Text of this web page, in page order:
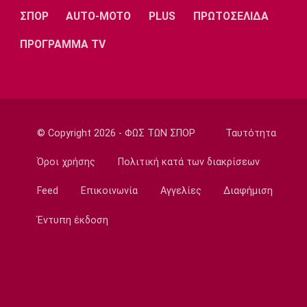
Super League 2
AEΛ: Ενίσχυση με Μακρή και Παπαγεωργίου
16:35
Αρτέτα: «Οι παίκτες ήταν έξαλλοι μετά την
ήττα από τη Μπέτις»
Ποδόσφαιρο - Διεθνή
ΣΠΟΡ AUTO-MOTO PLUS ΠΡΩΤΟΣΕΛΙΔΑ
ΠΡΟΓΡΑΜΜΑ TV
© Copyright 2026 - ΦΩΣ ΤΩΝ ΣΠΟΡ Ταυτότητα
Όροι χρήσης Πολιτική κατά των διακρίσεων
Feed Επικοινωνία Αγγελίες Διαφήμιση
Έντυπη έκδοση